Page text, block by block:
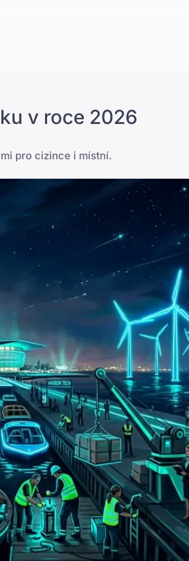
v roce 2026
pro cizince i místní.